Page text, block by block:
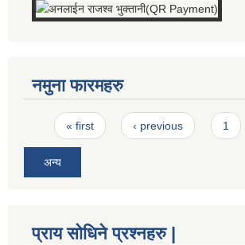
नमुना फारमहरु
Pages
« first ‹ previous 1
अन्य
प्राय सोधिने प्रश्नहरु |